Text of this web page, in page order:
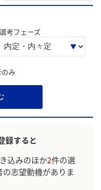
選考フェーズ
み
録すると
込みのほか2件の選
志望動機がありま